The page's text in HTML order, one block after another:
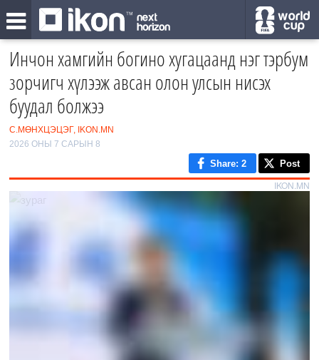
Инчон хамгийн богино хугацаанд нэг тэрбум
зорчигч хүлээж авсан олон улсын нисэх
буудал болжээ
С.МӨНХЦЭЦЭГ, IKON.MN
2026 ОНЫ 7 САРЫН 8
Share: 2 Post
IKON.MN